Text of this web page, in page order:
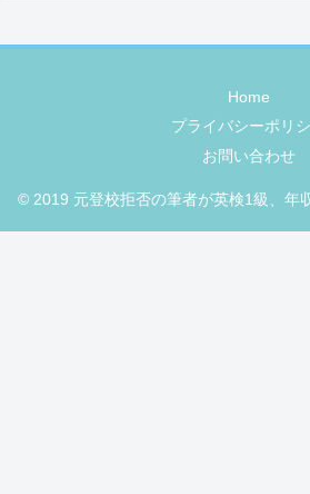
Home
プライバシーポリ
お問い合わせ
© 2019 元登校拒否の筆者が英検1級、年